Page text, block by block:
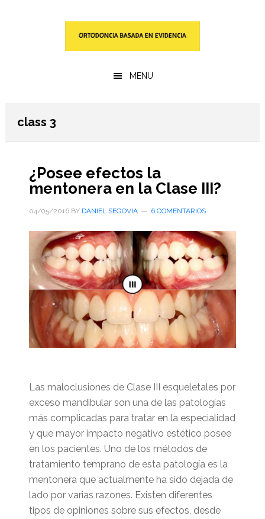
MENU
class 3
¿Posee efectos la
mentonera en la Clase III?
04/05/2016BY DANIEL SEGOVIA 6 COMENTARIOS
Las maloclusiones de Clase III esqueletales por
exceso mandibular son una de las patologías
más complicadas para tratar en la especialidad
y que mayor impacto negativo estético posee
en los pacientes. Uno de los métodos de
tratamiento temprano de esta patología es la
mentonera que actualmente ha sido dejada de
lado por varias razones. Existen diferentes
tipos de opiniones sobre sus efectos, desde